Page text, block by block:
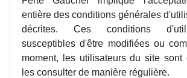
entière des conditions générales
décrites. Ces conditions
susceptibles d'être modifiées ou
moment, les utilisateurs du site sont
les consulter de manière régulière.